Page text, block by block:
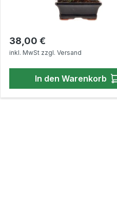
Regulärer Preis:
38,00 €
inkl. MwSt zzgl. Versand
In den Warenkorb